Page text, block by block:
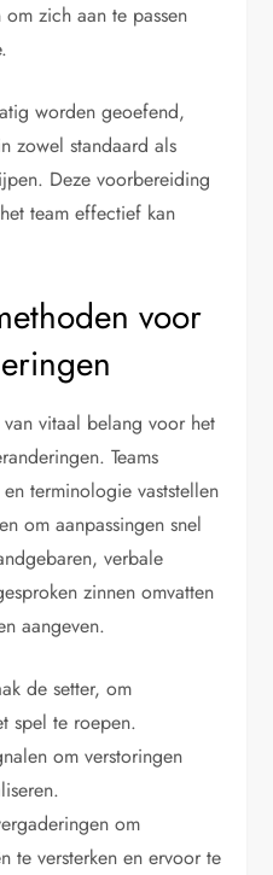
zich aan te passen
worden geoefend,
zowel standaard als
Deze voorbereiding
team effectief kan
voor
vitaal belang voor het
Teams
terminologie vaststellen
om aanpassingen snel
verbale
zinnen omvatten
aangeven.
de setter, om
spel te roepen.
om verstoringen
om
te versterken en ervoor te